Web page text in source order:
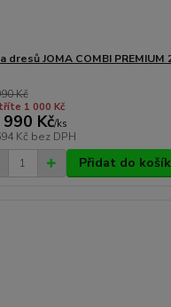
dresů JOMA COMBI PREMIUM
Kč
1 000 Kč
Kč/ks
Kč bez DPH
Přidat do